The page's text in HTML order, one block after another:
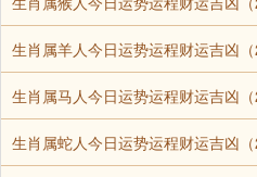
生肖属羊人今日运势运程财运吉凶
生肖属马人今日运势运程财运吉凶
生肖属蛇人今日运势运程财运吉凶